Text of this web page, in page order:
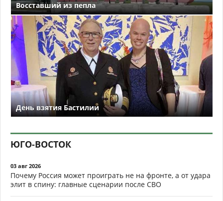
Восставший из пепла
День взятия Бастилии
ЮГО-ВОСТОК
03 авг 2026
Почему Россия может проиграть не на фронте, а от удара
элит в спину: главные сценарии после СВО